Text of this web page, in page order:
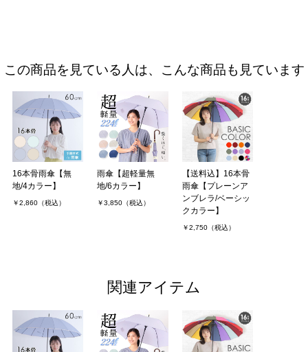
この商品を見ている人は、こんな商品も見ています
16本骨雨傘【無
地/4カラー】
￥2,860（税込）
雨傘【超軽量無
地/6カラー】
￥3,850（税込）
【送料込】16本骨
雨傘【プレーンア
ンブレラ/ベーシッ
クカラー】
￥2,750（税込）
関連アイテム